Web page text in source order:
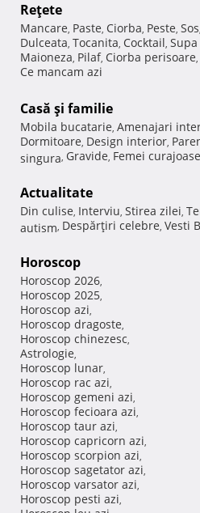
Reţete
Mancare, Paste, Ciorba, Peste, Sos,
Dulceata, Tocanita, Cocktail,
Maioneza, Pilaf, Ciorba perisoare,
Ce mancam azi
Casă şi familie
Mobila bucatarie, Amenajari
Dormitoare, Design interior,
singura, Gravide, Femei curajoase
Actualitate
Din culise, Interviu, Stirea zilei,
autism, Despărţiri celebre, Vesti
Horoscop
Horoscop 2026,
Horoscop 2025,
Horoscop azi,
Horoscop dragoste,
Horoscop chinezesc,
Astrologie,
Horoscop lunar,
Horoscop rac azi,
Horoscop gemeni azi,
Horoscop fecioara azi,
Horoscop taur azi,
Horoscop capricorn azi,
Horoscop scorpion azi,
Horoscop sagetator azi,
Horoscop varsator azi,
Horoscop pesti azi,